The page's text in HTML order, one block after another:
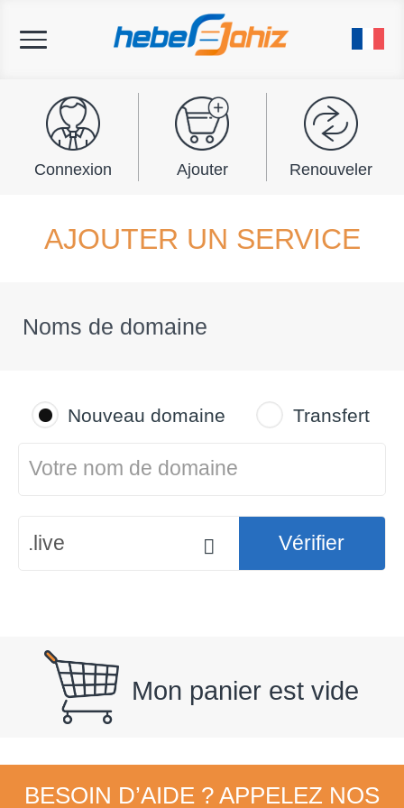
Toggle
Connexion Ajouter Renouveler
AJOUTER UN SERVICE
Noms de domaine
Nouveau domaine Transfert
.live Vérifier
Mon panier est vide
BESOIN D’AIDE ? APPELEZ NOS